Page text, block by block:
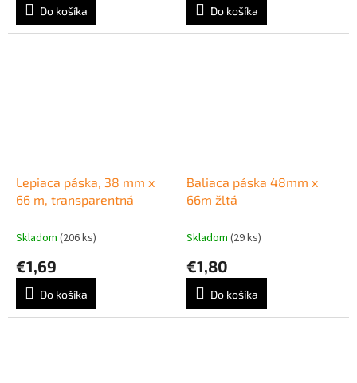
Do košíka Do košíka
Lepiaca páska, 38 mm x
66 m, transparentná
Skladom (206 ks)
€1,69
Do košíka
Baliaca páska 48mm x
66m žltá
Skladom (29 ks)
€1,80
Do košíka